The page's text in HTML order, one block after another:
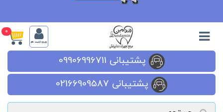
ورود/ثبت نام
0
پشتیبانی 09906996711
پشتیبانی 02166909587